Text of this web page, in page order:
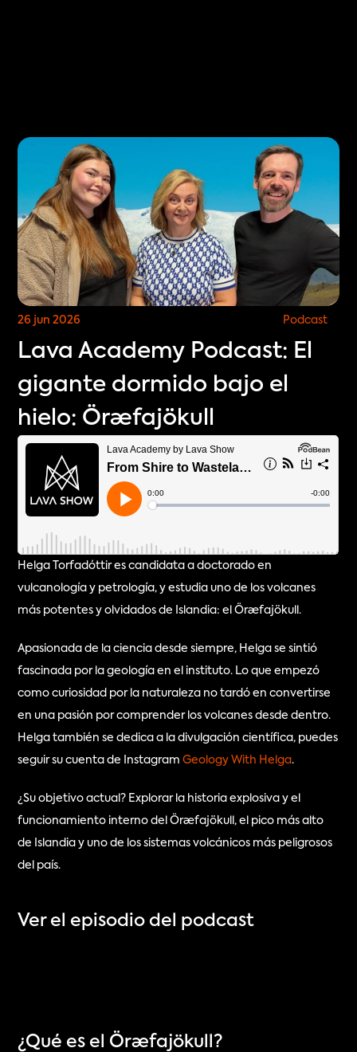
26 jun 2026 Podcast
Lava Academy Podcast: El
gigante dormido bajo el
hielo: Öræfajökull
Helga Torfadóttir es candidata a doctorado en
vulcanología y petrología, y estudia uno de los volcanes
más potentes y olvidados de Islandia: el Öræfajökull.
Apasionada de la ciencia desde siempre, Helga se sintió
fascinada por la geología en el instituto. Lo que empezó
como curiosidad por la naturaleza no tardó en convertirse
en una pasión por comprender los volcanes desde dentro.
Helga también se dedica a la divulgación científica, puedes
seguir su cuenta de Instagram Geology With Helga.
¿Su objetivo actual? Explorar la historia explosiva y el
funcionamiento interno del Öræfajökull, el pico más alto
de Islandia y uno de los sistemas volcánicos más peligrosos
del país.
Ver el episodio del podcast
¿Qué es el Öræfajökull?